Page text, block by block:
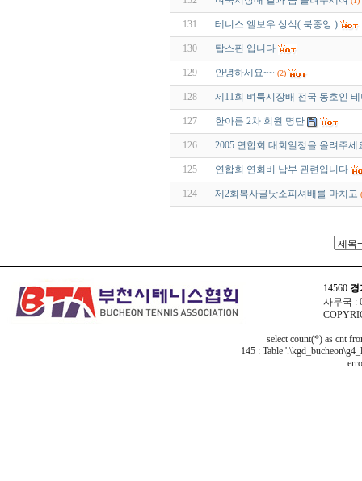
131 테니스 엘보우 상식( 북중앙 )
130 탑스핀 입니다
129 안녕하세요~~ (2)
128 제11회 벼룩시장배 전국 동호인
127 한아름 2차 회원 명단
126 2005 연합회 대회일정을 올려주세
125 연합회 연회비 납부 관련입니다
124 제2회복사골낫소피셔배를 마치고
14560 경
사무국 :
select count(*) as cnt
145 : Table